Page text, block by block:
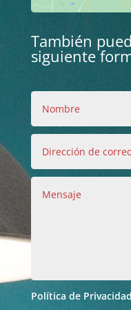
También
siguiente
Política de Privacidad